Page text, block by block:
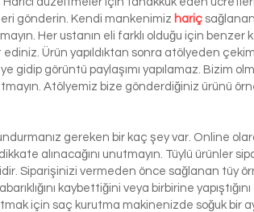
gönderin. Kendi mankenimiz hariç
Her ustanın eli farklı olduğu için benzer
Ürün yapıldıktan sonra atölyeden
gidip görüntü paylaşımı yapılamaz. Bizim
Atölyemiz bize gönderdiğiniz ürünü
gereken bir kaç şey var. Online
alınacağını unutmayın. Tüylü ürünler
Siparişinizi vermeden önce sağlanan tüy
kaybettiğini veya birbirine
için saç kurutma makinenizde soğuk bir